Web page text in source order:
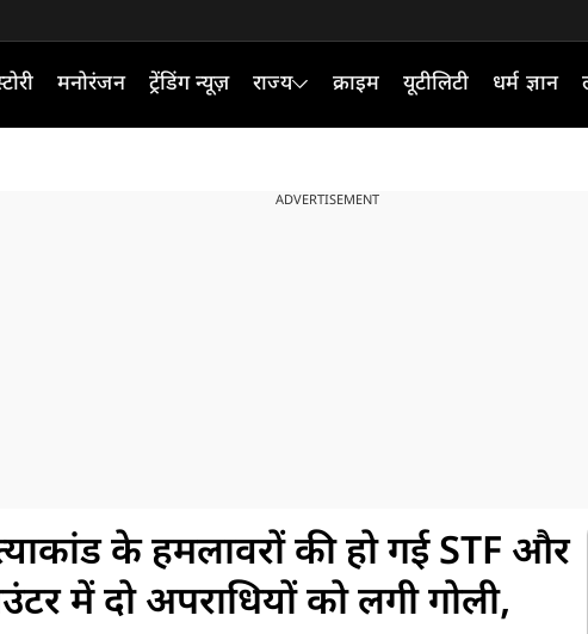
मनोरंजन ट्रेंडिंग न्यूज़ राज्य क्राइम यूटीलिटी धर्म ज्ञान
ADVERTISEMENT
के हमलावरों की हो गई STF और
में दो अपराधियों को लगी गोली,